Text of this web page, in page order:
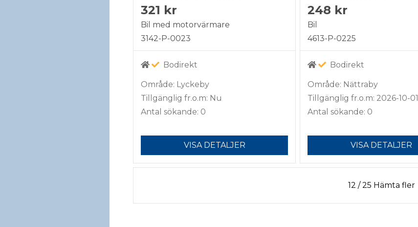
321 kr
Bil med motorvärmare
3142-P-0023
Bodirekt
Område: Lyckeby
Tillgänglig fr.o.m: Nu
Antal sökande: 0
VISA DETALJER
248 kr
Bil
4613-P-0225
Bodirekt
Område: Nättraby
Tillgänglig fr.o.m: 2026-10-01
Antal sökande: 0
VISA DETALJER
12 /25 Hämta fler